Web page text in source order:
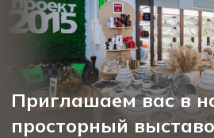
Приглашаем вас в
просторный